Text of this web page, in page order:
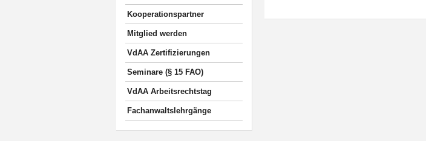
Kooperationspartner
Mitglied werden
VdAA Zertifizierungen
Seminare (§ 15 FAO)
VdAA Arbeitsrechtstag
Fachanwaltslehrgänge